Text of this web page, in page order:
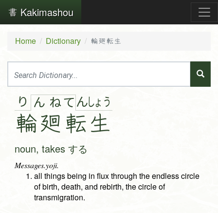
Kakimashou
Home Dictionary 輪廻転生
り ん ね
輪廻
て ん
転
しょ う
生
noun, takes する
Messages.yoji.
all things being in flux through the endless circle
of birth, death, and rebirth, the circle of
transmigration.